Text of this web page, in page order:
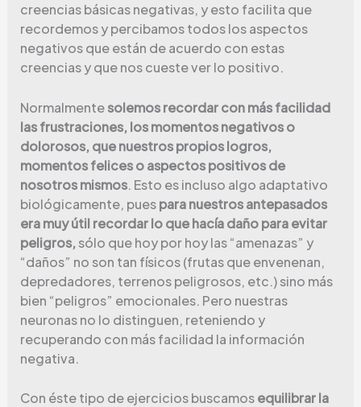
creencias básicas negativas, y esto facilita que
recordemos y percibamos todos los aspectos
negativos que están de acuerdo con estas
creencias y que nos cueste ver lo positivo.
Normalmentesolemos recordar con más facilidad
las frustraciones, los momentos negativos o
dolorosos, que nuestros propios logros,
momentos felices o aspectos positivos de
nosotros mismos. Esto es incluso algo adaptativo
biológicamente, puespara nuestros antepasados
era muy útil recordar lo que hacía daño para evitar
peligros,sólo que hoy por hoy las “amenazas” y
“daños” no son tan físicos (frutas que envenenan,
depredadores, terrenos peligrosos, etc.) sino más
bien “peligros” emocionales. Pero nuestras
neuronas no lo distinguen, reteniendo y
recuperando con más facilidad la información
negativa.
Con éste tipo de ejercicios buscamosequilibrar la